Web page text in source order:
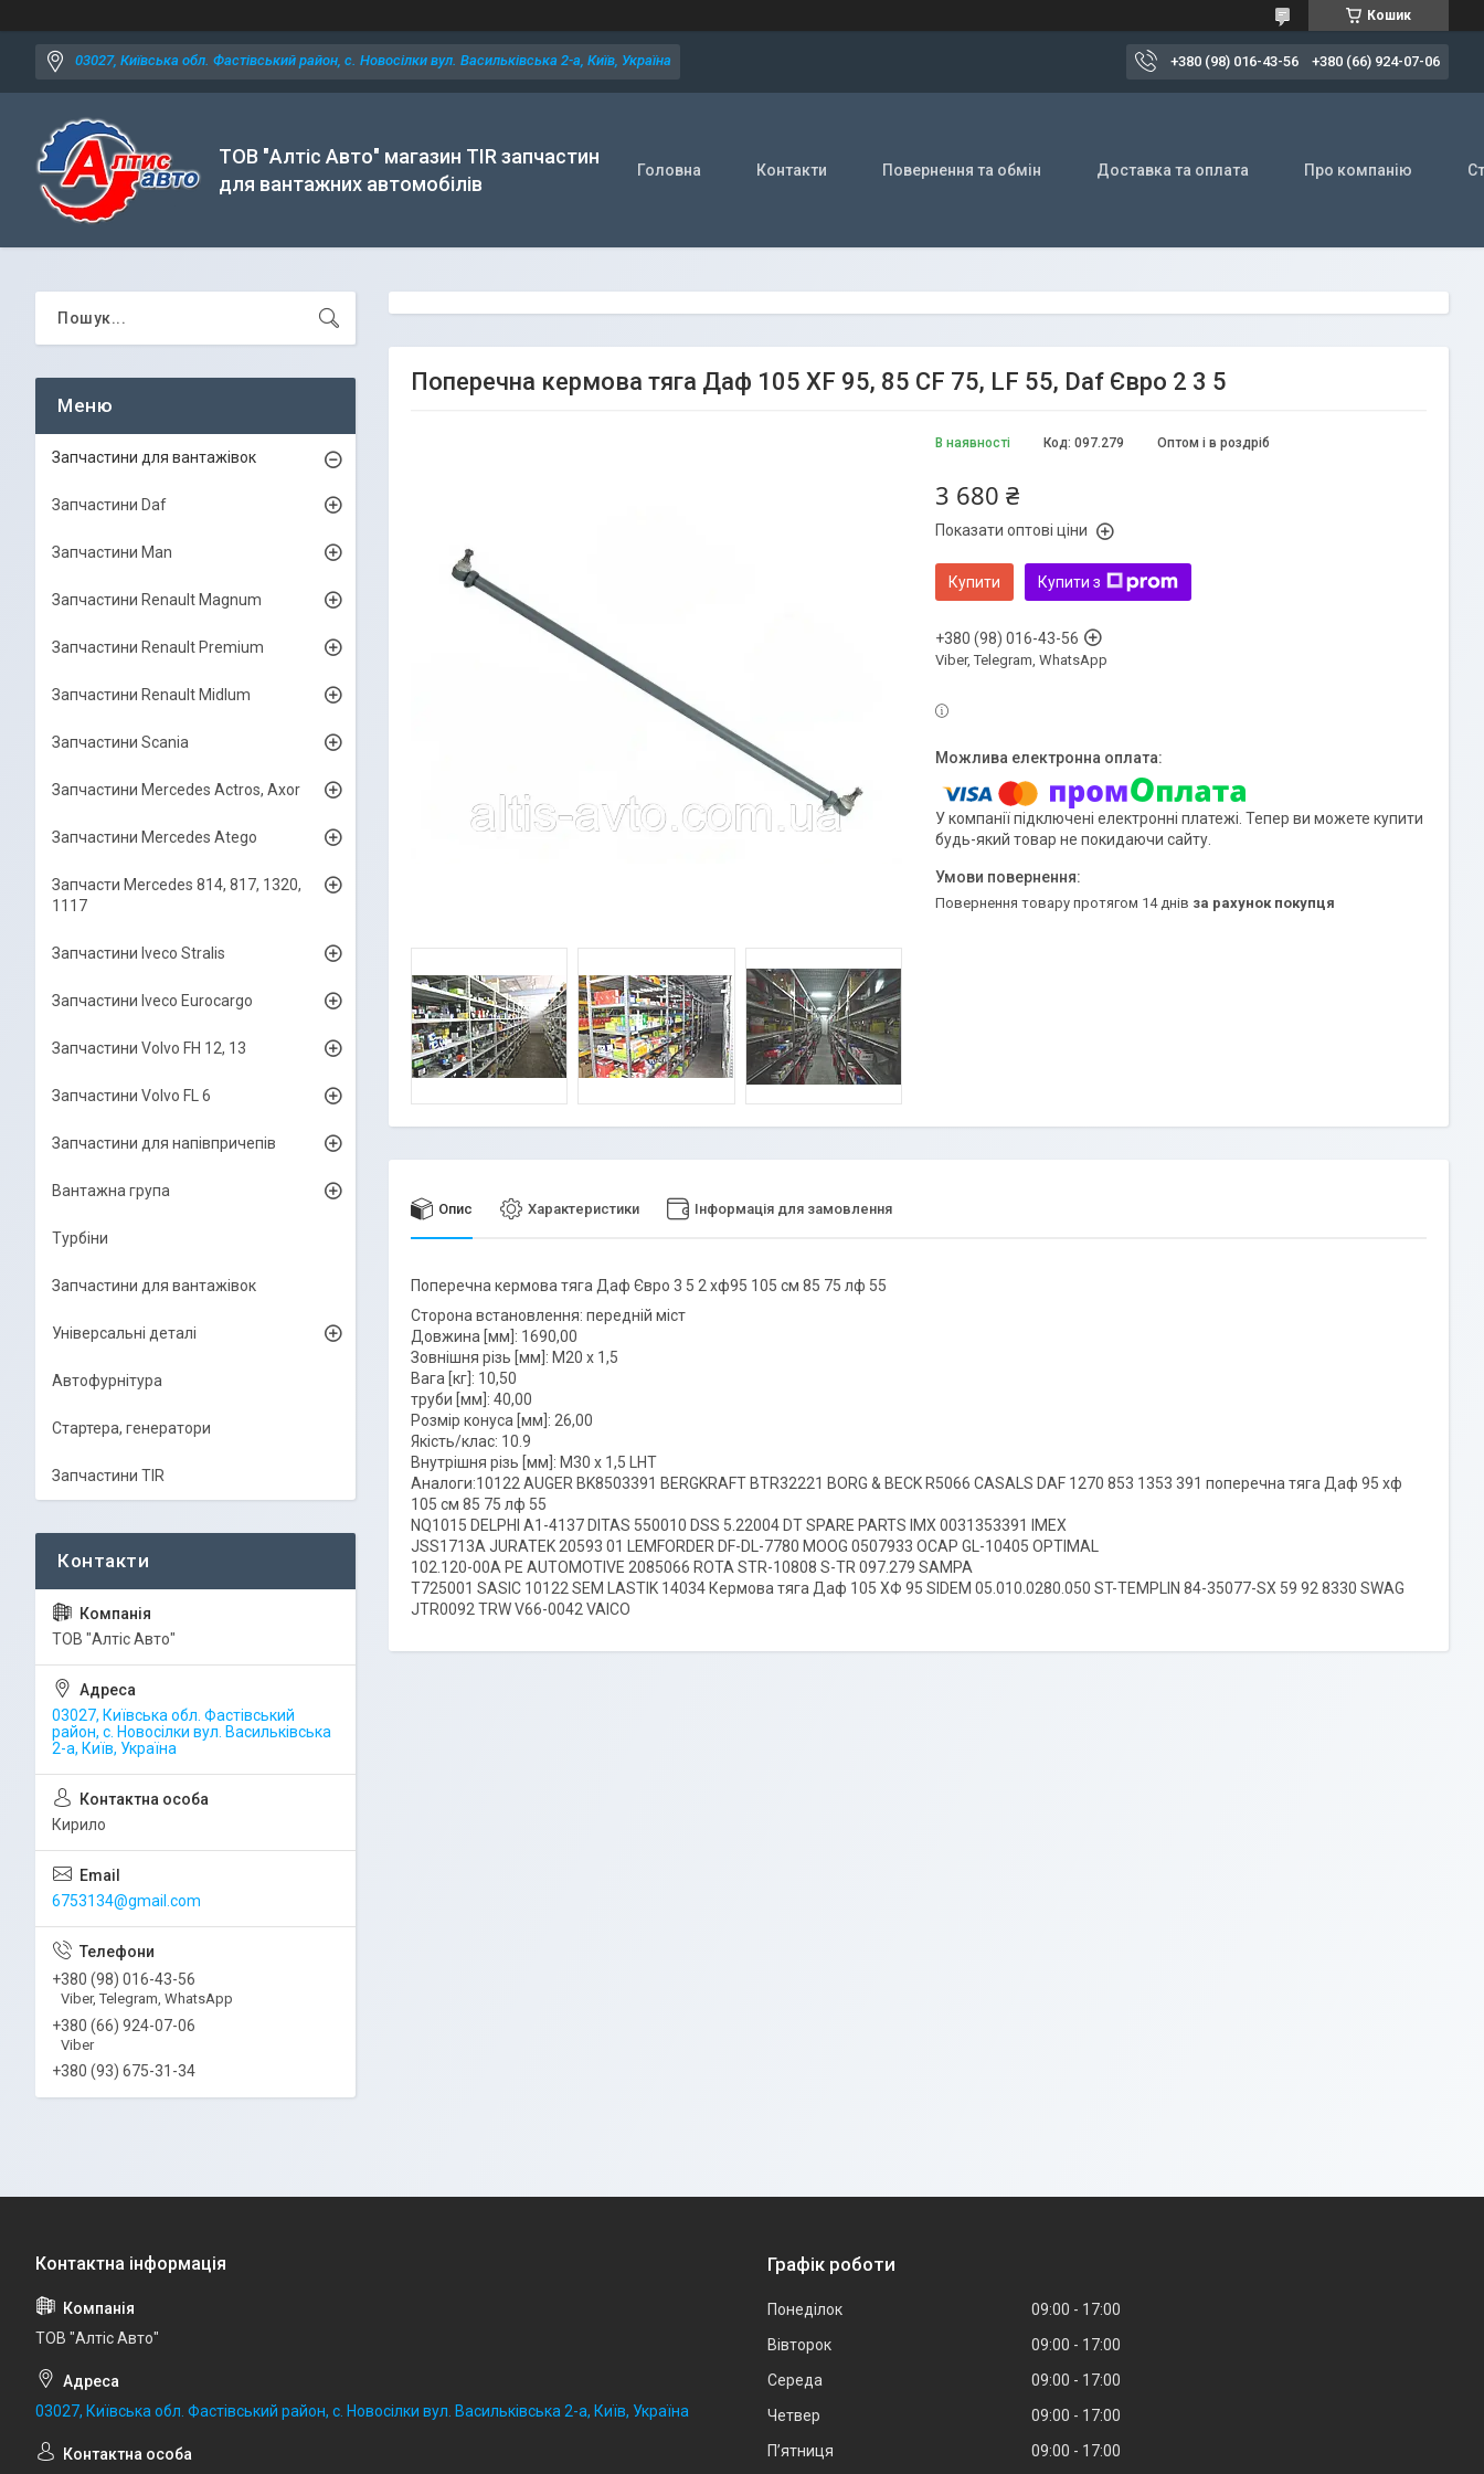
Кошик
03027, Київська обл. Фастівський район, с. Новосілки вул. Васильківська 2-а, Київ, Україна +380 (98) 016-43-56 +380 (66) 924-07-06
ТОВ "Алтіс Авто" магазин TIR запчастин
для вантажних автомобілів
Головна Контакти Повернення та обмін Доставка та оплата Про компанію
Поперечна кермова тяга Даф 105 XF 95, 85 CF 75, LF 55, Daf Євро 2 3 5
В наявності Оптом і в роздріб
Код: 097.279
3 680 ₴
Показати оптові ціни
Купити Купити з
+380 (98) 016-43-56
Viber, Telegram, WhatsApp
У компанії підключені електронні платежі. Тепер ви можете купити
будь-який товар не покидаючи сайту.
повернення товару протягом 14 днів за рахунок покупця
Опис Характеристики Інформація для замовлення
Поперечна кермова тяга Даф Євро 3 5 2 хф95 105 см 85 75 лф 55
Сторона встановлення: передній міст
Довжина [мм]: 1690,00
Зовнішня різь [мм]: M20 x 1,5
Вага [кг]: 10,50
труби [мм]: 40,00
Розмір конуса [мм]: 26,00
Якість/клас: 10.9
Внутрішня різь [мм]: M30 x 1,5 LHT
Аналоги:10122 AUGER BK8503391 BERGKRAFT BTR32221 BORG & BECK R5066 CASALS DAF 1270 853 1353 391 поперечна тяга Даф 95 хф
105 см 85 75 лф 55
NQ1015 DELPHI A1-4137 DITAS 550010 DSS 5.22004 DT SPARE PARTS IMX 0031353391 IMEX
JSS1713A JURATEK 20593 01 LEMFORDER DF-DL-7780 MOOG 0507933 OCAP GL-10405 OPTIMAL
102.120-00A PE AUTOMOTIVE 2085066 ROTA STR-10808 S-TR 097.279 SAMPA
T725001 SASIC 10122 SEM LASTIK 14034 Кермова тяга Даф 105 ХФ 95 SIDEM 05.010.0280.050 ST-TEMPLIN 84-35077-SX 59 92 8330 SWAG
JTR0092 TRW V66-0042 VAICO
Запчастини для вантажівок
Запчастини Daf
Запчастини Man
Запчастини Renault Magnum
Запчастини Renault Premium
Запчастини Renault Midlum
Запчастини Scania
Запчастини Mercedes Actros, Axor
Запчастини Mercedes Atego
Запчасти Mercedes 814, 817, 1320,
1117
Запчастини Iveco Stralis
Запчастини Iveco Eurocargo
Запчастини Volvo FH 12, 13
Запчастини Volvo FL 6
Запчастини для напівпричепів
Вантажна група
Турбіни
Запчастини для вантажівок
Універсальні деталі
Автофурнітура
Стартера, генератори
Запчастини TIR
ТОВ "Алтіс Авто"
03027, Київська обл. Фастівський
район, с. Новосілки вул. Васильківська
2-а, Київ, Україна
Кирило
6753134@gmail.com
+380 (98) 016-43-56
Viber, Telegram, WhatsApp
+380 (66) 924-07-06
Viber
+380 (93) 675-31-34
ТОВ "Алтіс Авто"
03027, Київська обл. Фастівський район, с. Новосілки вул. Васильківська 2-а, Київ, Україна
Графік роботи
Понеділок 09:00
17:00
Вівторок
09:00
17:00
Середа
09:00
17:00
Четвер
09:00
17:00
Пʼятниця
09:00 17:00